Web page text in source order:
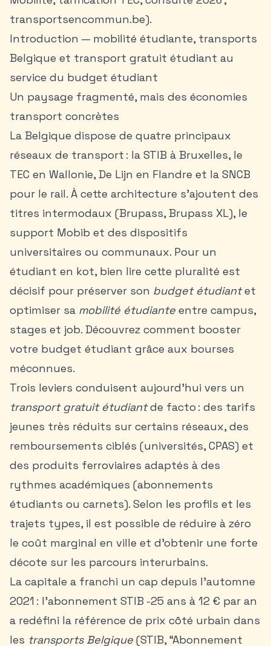
transportsencommun.be).
Introduction — mobilité étudiante, transports
Belgique et transport gratuit étudiant au
service du budget étudiant
Un paysage fragmenté, mais des économies
transport concrètes
La Belgique dispose de quatre principaux
réseaux de transport : la STIB à Bruxelles, le
TEC en Wallonie, De Lijn en Flandre et la SNCB
pour le rail. À cette architecture s’ajoutent des
titres intermodaux (Brupass, Brupass XL), le
support Mobib et des dispositifs
universitaires ou communaux. Pour un
étudiant en kot, bien lire cette pluralité est
décisif pour préserver son budget étudiantet
optimiser sa mobilité étudiante entre campus,
stages et job. Découvrez comment booster
votre budget étudiant grâce aux bourses
méconnues.
Trois leviers conduisent aujourd’hui vers un
transport gratuit étudiantde facto : des tarifs
jeunes très réduits sur certains réseaux, des
remboursements ciblés (universités, CPAS) et
des produits ferroviaires adaptés à des
rythmes académiques (abonnements
étudiants ou carnets). Selon les profils et les
trajets types, il est possible de réduire à zéro
le coût marginal en ville et d’obtenir une forte
décote sur les parcours interurbains.
La capitale a franchi un cap depuis l’automne
2021 : l’abonnement STIB -25 ans à 12 € par an
a redéfini la référence de prix côté urbain dans
les transports Belgique (STIB, “Abonnement